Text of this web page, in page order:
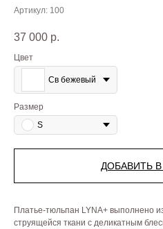
Артикул: 100
37 000 р.
Цвет
Св бежевый
Размер
S
ДОБАВИТЬ
Платье-тюльпан LYNA+ выполнено
струящейся ткани с деликатным